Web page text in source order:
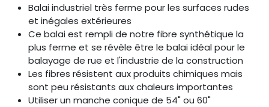
Balai industriel très ferme pour les surfaces rudes
et inégales extérieures
Ce balai est rempli de notre fibre synthétique la
plus ferme et se révèle être le balai idéal pour le
balayage de rue et l'industrie de la construction
Les fibres résistent aux produits chimiques mais
sont peu résistants aux chaleurs importantes
Utiliser un manche conique de 54" ou 60"